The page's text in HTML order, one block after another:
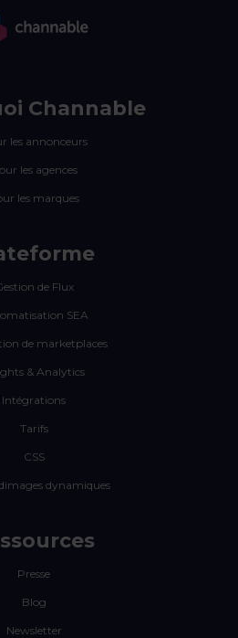
Channable
les annonceurs
les agences
les marques
de Flux
SEA
de marketplaces
& Analytics
Intégrations
Tarifs
CSS
dynamiques
Presse
Blog
Newsletter